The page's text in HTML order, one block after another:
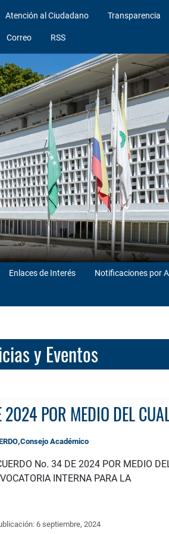
Atención al Ciudadano Transparencia
Correo RSS
Enlaces de Interés Notificaciones por
y Eventos
,Consejo Académico
No. 34 DE 2024 POR MEDIO
INTERNA PARA LA
6 septiembre, 2024